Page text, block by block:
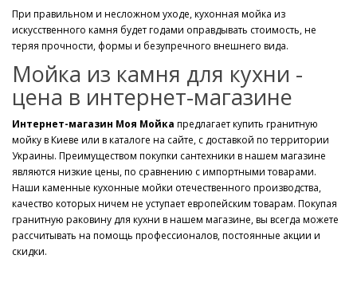
При правильном и несложном уходе, кухонная мойка из
искусственного камня будет годами оправдывать стоимость, не
теряя прочности, формы и безупречного внешнего вида.
Мойка из камня для кухни -
цена в интернет-магазине
Интернет-магазин Моя Мойка предлагает купить гранитную
мойку в Киеве или в каталоге на сайте, с доставкой по территории
Украины. Преимуществом покупки сантехники в нашем магазине
являются низкие цены, по сравнению с импортными товарами.
Наши каменные кухонные мойки отечественного производства,
качество которых ничем не уступает европейским товарам. Покупая
гранитную раковину для кухни в нашем магазине, вы всегда можете
рассчитывать на помощь профессионалов, постоянные акции и
скидки.